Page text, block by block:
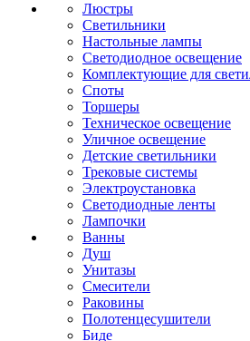
Люстры
Светильники
Настольные лампы
Светодиодное освещение
Комплектующие для
Споты
Торшеры
Техническое освещение
Уличное освещение
Детские светильники
Трековые системы
Электроустановка
Светодиодные ленты
Лампочки
Ванны
Душ
Унитазы
Смесители
Раковины
Полотенцесушители
Биде